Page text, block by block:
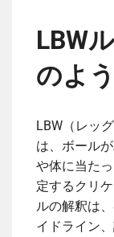
LBW
のよ
LBW（レッ
は、ボール
や体に当た
定するクリ
ルの解釈は
イドライン